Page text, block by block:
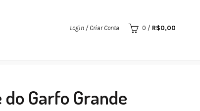
Login / Criar Conta 0 / R$0,00
Garfo Grande